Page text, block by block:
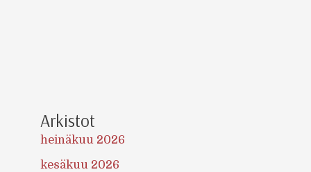
Arkistot
heinäkuu 2026
kesäkuu 2026